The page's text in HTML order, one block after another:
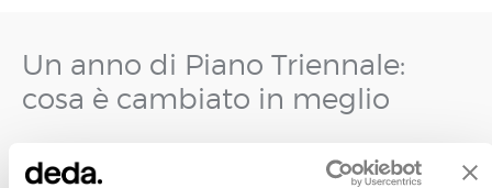
Un anno di Piano Triennale:
cosa è cambiato in meglio
fondamentale della strategia evolutiva delle PA: ci